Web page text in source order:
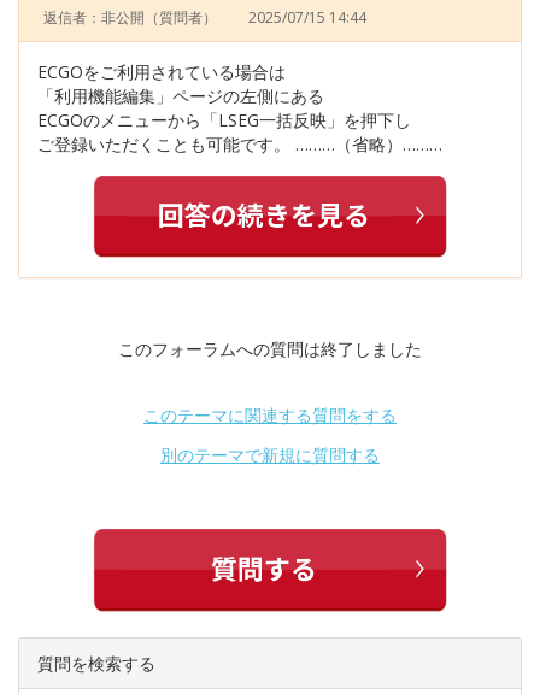
返信者：非公開 （質問者） 2025/07/15 14:44
ECGOをご利用されている場合は
「利用機能編集」ページの左側にある
ECGOのメニューから「LSEG一括反映」を押下し
ご登録いただくことも可能です。 ………（省略）………
このフォーラムへの質問は終了しました
このテーマに関連する質問をする
別のテーマで新規に質問する
質問を検索する